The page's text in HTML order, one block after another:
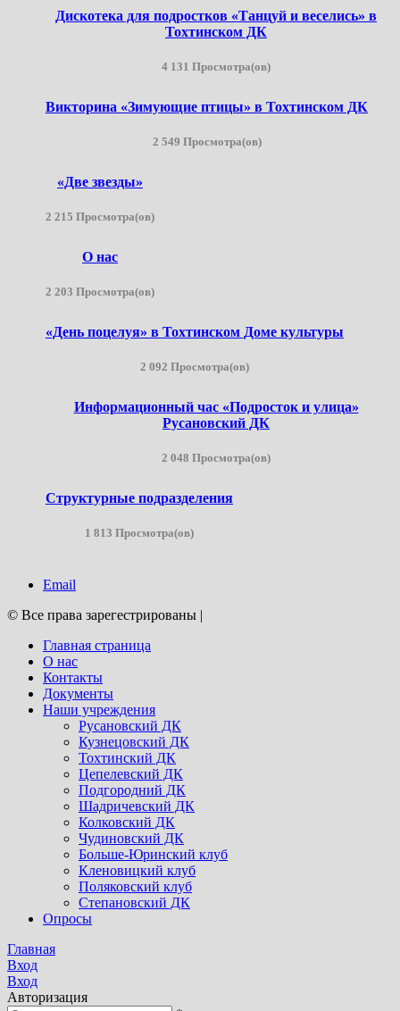
Дискотека для подростков «Танцуй и веселись» в
Тохтинском ДК
4 131 Просмотра(ов)
Викторина «Зимующие птицы» в Тохтинском ДК
2 549 Просмотра(ов)
«Две звезды»
2 215 Просмотра(ов)
О нас
2 203 Просмотра(ов)
«День поцелуя» в Тохтинском Доме культуры
2 092 Просмотра(ов)
Информационный час «Подросток и улица»
Русановский ДК
2 048 Просмотра(ов)
Структурные подразделения
1 813 Просмотра(ов)
Email
© Все права зарегестрированы |
Главная страница
О нас
Контакты
Документы
Наши учреждения
Русановский ДК
Кузнецовский ДК
Тохтинский ДК
Цепелевский ДК
Подгородний ДК
Шадричевский ДК
Колковский ДК
Чудиновский ДК
Больше-Юринский клуб
Кленовицкий клуб
Поляковский клуб
Степановский ДК
Опросы
Главная
Вход
Вход
Авторизация